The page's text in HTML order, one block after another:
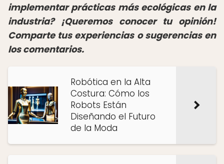
implementar prácticas más ecológicas en la
industria? ¡Queremos conocer tu opinión!
Comparte tus experiencias o sugerencias en
los comentarios.
Robótica en la Alta
Costura: Cómo los
Robots Están
Diseñando el Futuro
de la Moda